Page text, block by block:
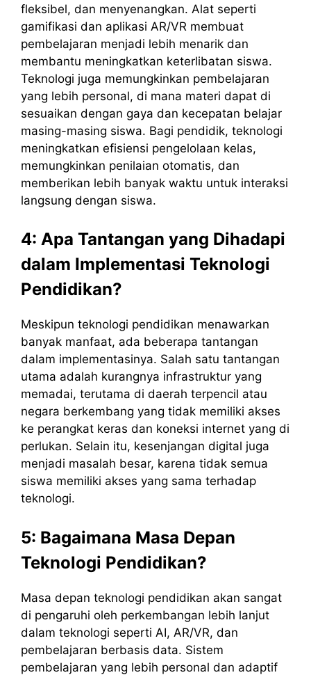
fleksibel, dan menyenangkan. Alat seperti
gamifikasi dan aplikasi AR/VR membuat
pembelajaran menjadi lebih menarik dan
membantu meningkatkan keterlibatan siswa.
Teknologi juga memungkinkan pembelajaran
yang lebih personal, di mana materi dapat di
sesuaikan dengan gaya dan kecepatan belajar
masing-masing siswa. Bagi pendidik, teknologi
meningkatkan efisiensi pengelolaan kelas,
memungkinkan penilaian otomatis, dan
memberikan lebih banyak waktu untuk interaksi
langsung dengan siswa.
4: Apa Tantangan yang Dihadapi
dalam Implementasi Teknologi
Pendidikan?
Meskipun teknologi pendidikan menawarkan
banyak manfaat, ada beberapa tantangan
dalam implementasinya. Salah satu tantangan
utama adalah kurangnya infrastruktur yang
memadai, terutama di daerah terpencil atau
negara berkembang yang tidak memiliki akses
ke perangkat keras dan koneksi internet yang di
perlukan. Selain itu, kesenjangan digital juga
menjadi masalah besar, karena tidak semua
siswa memiliki akses yang sama terhadap
teknologi.
5: Bagaimana Masa Depan
Teknologi Pendidikan?
Masa depan teknologi pendidikan akan sangat
di pengaruhi oleh perkembangan lebih lanjut
dalam teknologi seperti AI, AR/VR, dan
pembelajaran berbasis data. Sistem
pembelajaran yang lebih personal dan adaptif